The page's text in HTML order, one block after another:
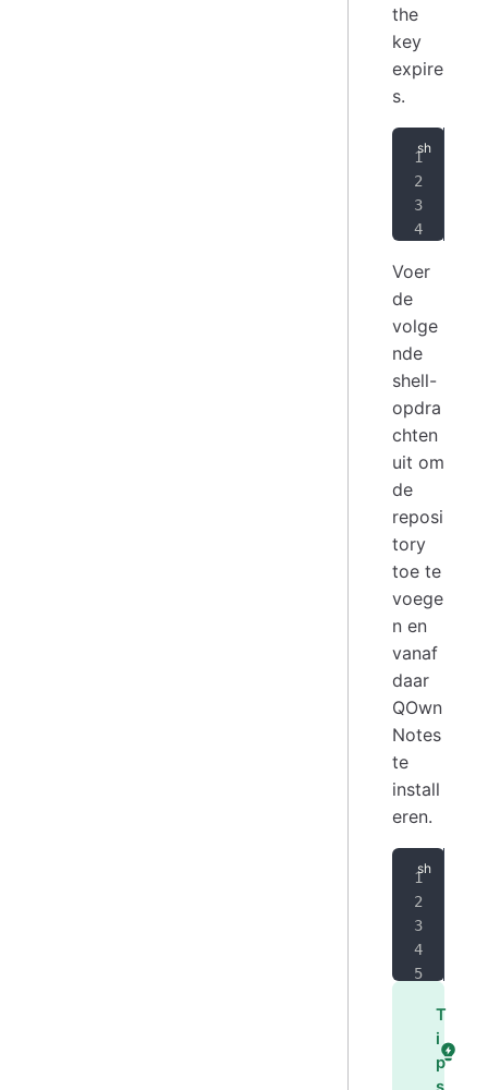
the
key
expire
s.
Voer
de
volge
nde
shell-
opdra
chten
uit om
de
reposi
tory
toe te
voege
n en
vanaf
daar
QOwn
Notes
te
install
eren.
T
i
p